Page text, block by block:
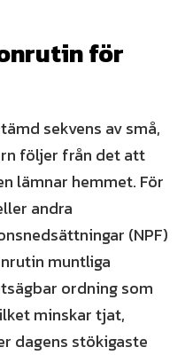
för
sekvens av små,
följer från det att
lämnar hemmet. För
andra
(NPF)
muntliga
ordning som
minskar tjat,
dagens stökigaste